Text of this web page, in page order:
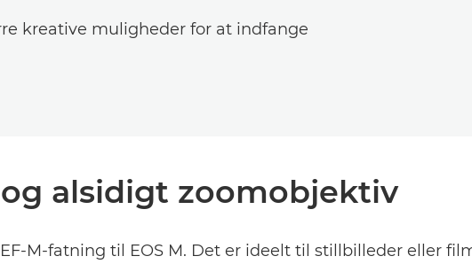
kreative muligheder for at indfange
alsidigt zoomobjektiv
M-fatning til EOS M. Det er ideelt til stillbilleder eller